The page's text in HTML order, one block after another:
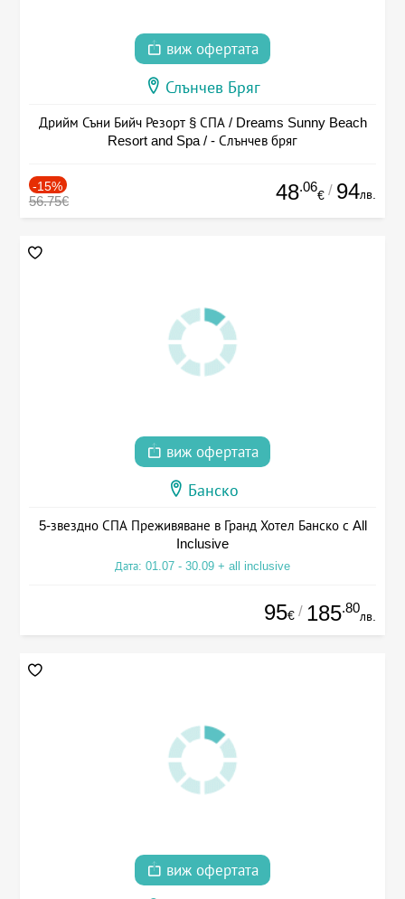
виж офертата
Слънчев Бряг
Дрийм Съни Бийч Резорт § СПА / Dreams Sunny Beach
Resort and Spa / - Слънчев бряг
-15%
56.75€ 48.06
€ / 94лв.
виж офертата
Банско
5-звездно СПА Преживяване в Гранд Хотел Банско с All
Inclusive
Дата: 01.07 - 30.09 + all inclusive
95€ / 185.80
лв.
виж офертата